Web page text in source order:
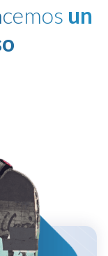
un